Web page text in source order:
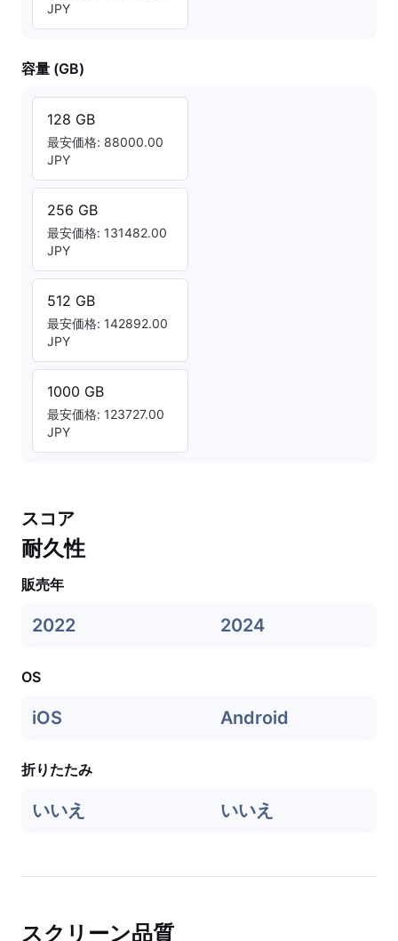
JPY
容量 (GB)
128 GB
最安価格: 88000.00
JPY
256 GB
最安価格: 131482.00
JPY
512 GB
最安価格: 142892.00
JPY
1000 GB
最安価格: 123727.00
JPY
スコア
耐久性
販売年
2022 2024
OS
iOS Android
折りたたみ
いいえ いいえ
スクリーン品質